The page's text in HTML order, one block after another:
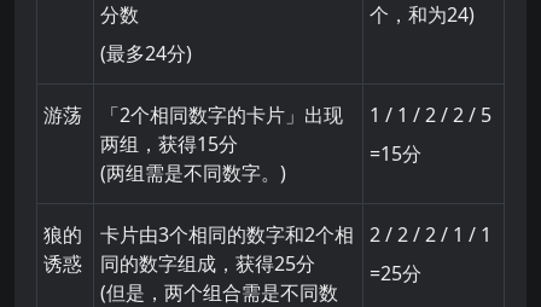
分数
(最多24分)
个，和为24)
游荡
「2个相同数字的卡片」出现
两组，获得15分
(两组需是不同数字。)
1 / 1 / 2 / 2 / 5
=15分
狼的
诱惑
卡片由3个相同的数字和2个相
同的数字组成，获得25分
(但是，两个组合需是不同数
2 / 2 / 2 / 1 / 1
=25分